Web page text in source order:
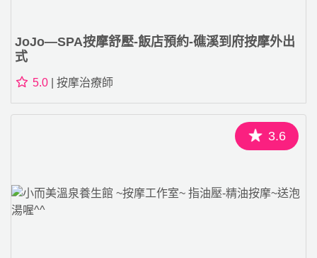
JoJo—SPA按摩舒壓-飯店預約-礁溪到府按摩外出
式
5.0 | 按摩治療師
3.6